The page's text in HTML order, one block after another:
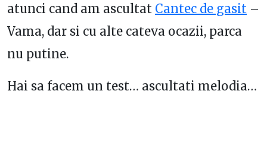
atunci cand am ascultat Cantec de gasit –
Vama, dar si cu alte cateva ocazii, parca
nu putine.
Hai sa facem un test… ascultati melodia…